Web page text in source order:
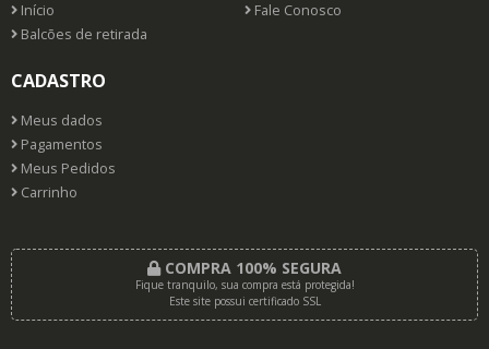
Início
Fale Conosco
Balcões de retirada
CADASTRO
Meus dados
Pagamentos
Meus Pedidos
Carrinho
COMPRA 100% SEGURA
Fique tranquilo, sua compra está protegida!
Este site possui certificado SSL